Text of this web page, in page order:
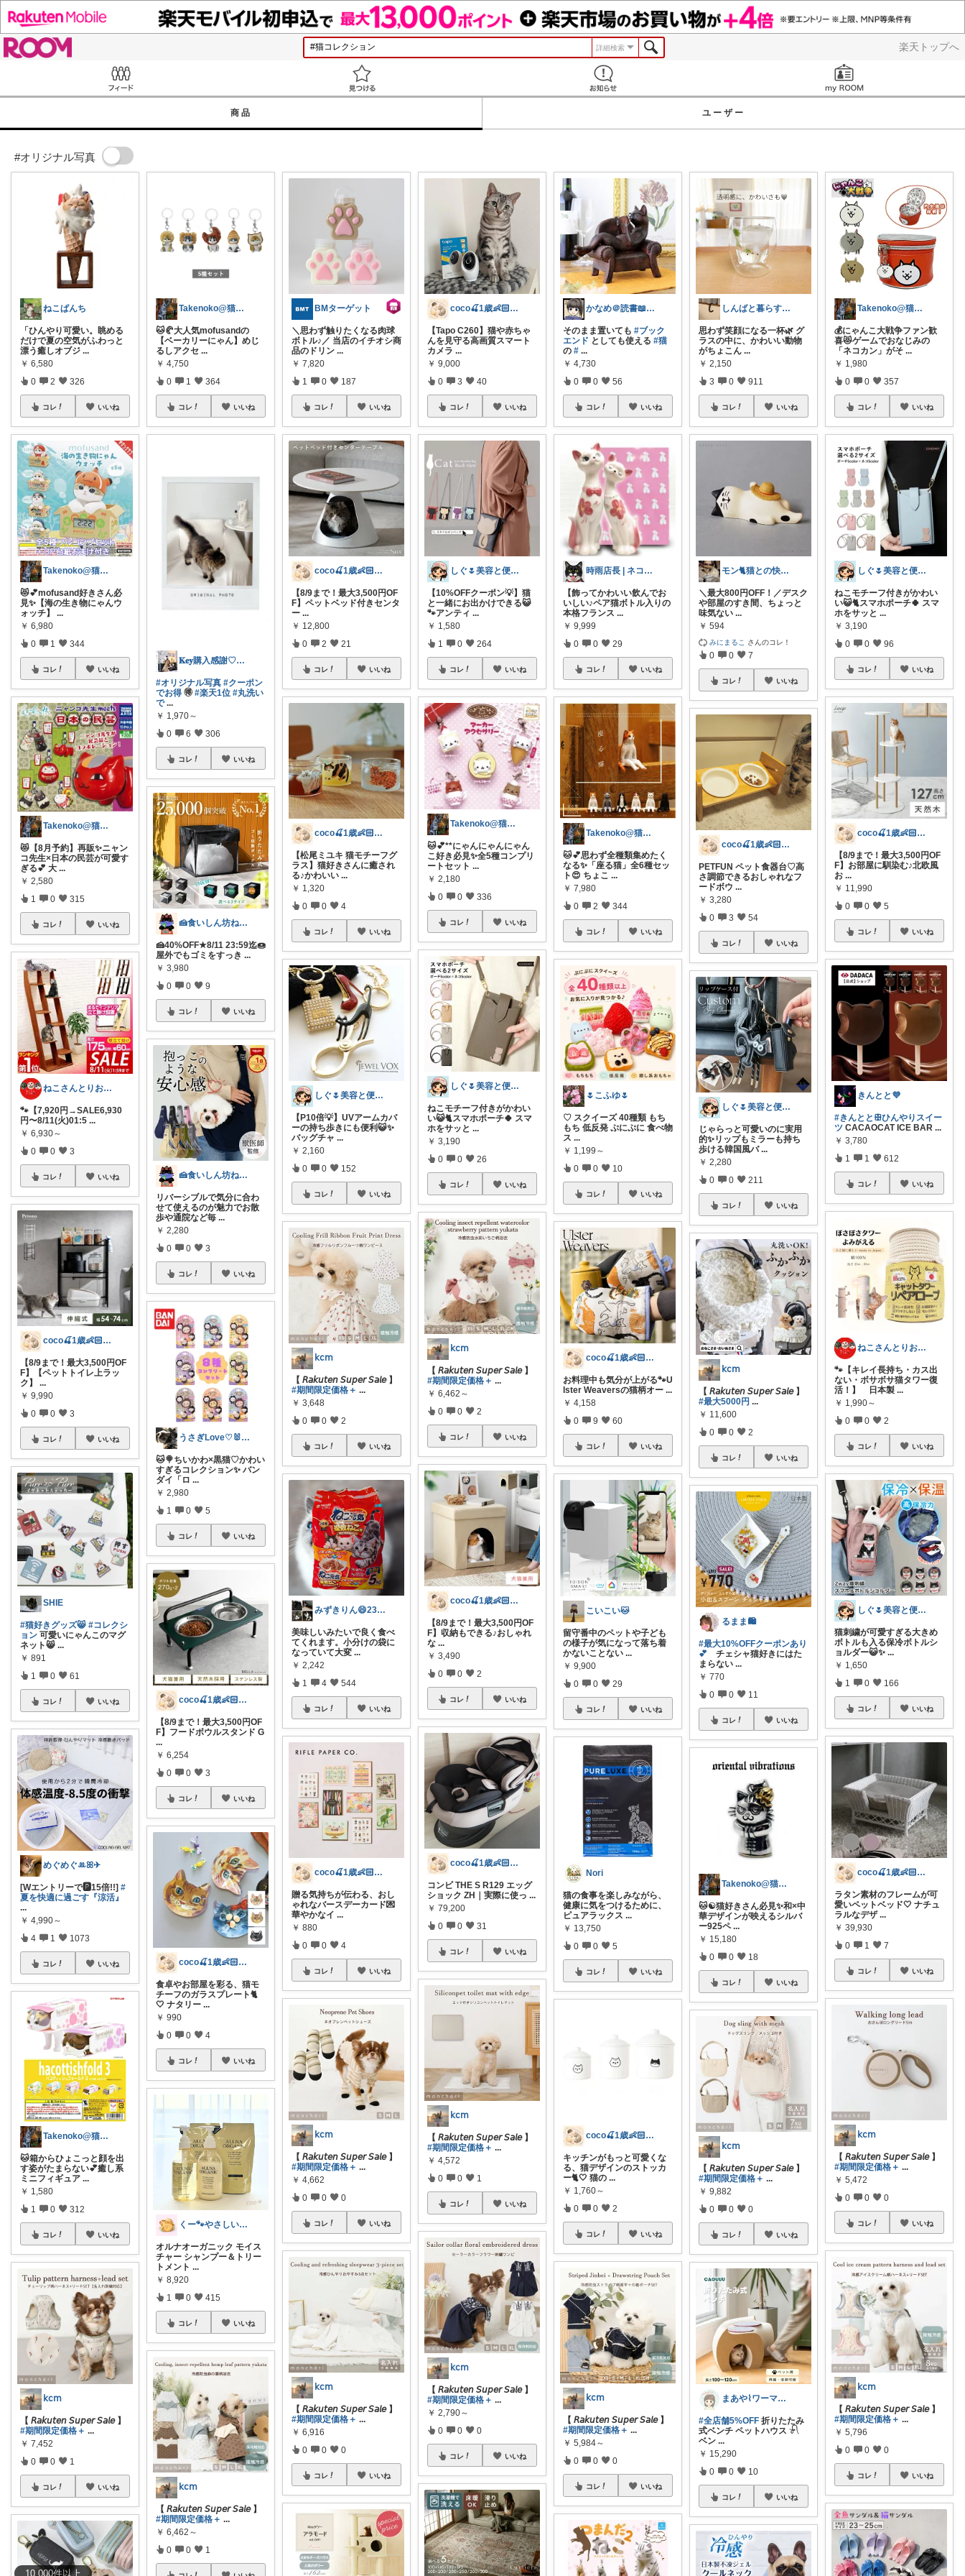
楽天トップへ
詳細検索
商品 ユーザー
#オリジナル写真
10,000件以上
ねこぱんち
「ひんやり可愛い。眺める
だけで夏の空気がふわっと
漂う癒しオブジ ...
￥ 6,580
0 2 326
コレ いいね
Takenoko@猫関連グッズ中心です！
😻💕mofusand好きさん必
見✨【海の生き物にゃんウ
ォッチ】
...
￥ 6,980
0 1 344
コレ いいね
Takenoko@猫関連グッズ中心です！
😻【8月予約】再販✨ニャン
コ先生×日本の民芸が可愛す
ぎる💕 大 ...
￥ 2,580
1 0 315
コレ いいね
ねこさんとりお🐾猫用品＋主の生活用品
🐾【7,920円→SALE6,930
円〜8/11(火)01:5 ...
￥ 6,930～
0 0 3
コレ いいね
coco🍒1歳👶🏻5歳🐈
【8/9まで！最大3,500円OF
F】【ペットトイレ上ラッ
ク】
...
￥ 9,990
0 0 3
コレ いいね
SHIE
#猫好きグッズ😸 #コレクシ
ョン 可愛いにゃんこのマグ
ネット😸 ...
￥ 891
1 0 61
コレ いいね
めぐめぐꔛꕤ✈︎
[Wエントリーで🅿︎15倍!!] #
夏を快適に過ごす『涼活』
...
￥ 4,990～
4 1 1073
コレ いいね
Takenoko@猫関連グッズ中心です！
🐱箱からひょこっと顔を出
す姿がたまらない💕癒し系
ミニフィギュア ...
￥ 1,580
1 0 312
コレ いいね
𝗄𝖼𝗆
【 𝘙𝘢𝘬𝘶𝘵𝘦𝘯 𝘚𝘶𝘱𝘦𝘳 𝘚𝘢𝘭𝘦 】
#期間限定価格＋ ...
￥ 7,452
0 0 1
コレ いいね
Takenoko@猫関連グッズ中心です！
🐱🥐大人気mofusandの
【ベーカリーにゃん】めじ
るしアクセ ...
￥ 4,750
0 1 364
コレ いいね
𝐊𝐞𝐲購入感謝♡オリ写と経由品のみ
#オリジナル写真 #クーポン
でお得🉐#楽天1位 #丸洗い
で ...
￥ 1,970～
0 6 306
コレ いいね
🍰食いしん坊ねっこ🍩毎日タロット占い
🍰40%OFF★8/11 23:59迄🍩
屋外でもゴミをすっき ...
￥ 3,980
0 0 9
コレ いいね
🍰食いしん坊ねっこ🍩毎日タロット占い
リバーシブルで気分に合わ
せて使えるのが魅力でお散
歩や通院など毎 ...
￥ 2,280
0 0 3
コレ いいね
うさぎLove♡🐰みーちゃん🐰
🐱🍭ちいかわ×黒猫♡かわい
すぎるコレクション✨ バン
ダイ「ロ ...
￥ 2,980
1 0 5
コレ いいね
coco🍒1歳👶🏻5歳🐈
【8/9まで！最大3,500円OF
F】フードボウルスタンド G
...
￥ 6,254
0 0 3
コレ いいね
coco🍒1歳👶🏻5歳🐈
食卓やお部屋を彩る、猫モ
チーフのガラスプレート🐈
🤍 ナタリー ...
￥ 990
0 0 4
コレ いいね
くー🐾やさしいものと健やか暮らし☕️
オルナオーガニック モイス
チャー シャンプー＆トリー
トメント...
￥ 8,920
1 0 415
コレ いいね
𝗄𝖼𝗆
【 𝘙𝘢𝘬𝘶𝘵𝘦𝘯 𝘚𝘶𝘱𝘦𝘳 𝘚𝘢𝘭𝘦 】
#期間限定価格＋ ...
￥ 6,462～
0 0 1
BMターゲット
＼思わず触りたくなる肉球
ボトル♪／ 当店のイチオシ商
品のドリン ...
￥ 7,820
1 0 187
コレ いいね
coco🍒1歳👶🏻5歳🐈
【8/9まで！最大3,500円OF
F】ペットベッド付きセンタ
ー ...
￥ 12,800
0 2 21
コレ いいね
coco🍒1歳👶🏻5歳🐈
【松尾ミユキ 猫モチーフグ
ラス】猫好きさんに癒され
る♪かわいい ...
￥ 1,320
0 0 4
コレ いいね
しぐ🌷美容と便利な小物🍀
【P10倍💡】UVアームカバ
ーの持ち歩きにも便利😺✨
バッグチャ ...
￥ 2,160
0 0 152
コレ いいね
𝗄𝖼𝗆
【 𝘙𝘢𝘬𝘶𝘵𝘦𝘯 𝘚𝘶𝘱𝘦𝘳 𝘚𝘢𝘭𝘦 】
#期間限定価格＋ ...
￥ 3,648
0 0 2
コレ いいね
みずきりん😄23・24日お買い上げ感謝
美味しいみたいで良く食べ
てくれます。小分けの袋に
なっていて大変 ...
￥ 2,242
1 4 544
コレ いいね
coco🍒1歳👶🏻5歳🐈
贈る気持ちが伝わる、おし
ゃれなバースデーカード💌
華やかなイ ...
￥ 880
0 0 4
コレ いいね
𝗄𝖼𝗆
【 𝘙𝘢𝘬𝘶𝘵𝘦𝘯 𝘚𝘶𝘱𝘦𝘳 𝘚𝘢𝘭𝘦 】
#期間限定価格＋ ...
￥ 4,662
0 0 0
コレ いいね
𝗄𝖼𝗆
【 𝘙𝘢𝘬𝘶𝘵𝘦𝘯 𝘚𝘶𝘱𝘦𝘳 𝘚𝘢𝘭𝘦 】
#期間限定価格＋ ...
￥ 6,916
0 0 0
コレ いいね
coco🍒1歳👶🏻5歳🐈
【Tapo C260】猫や赤ちゃ
んを見守る高画質スマート
カメラ ...
￥ 9,000
0 3 40
コレ いいね
しぐ🌷美容と便利な小物🍀
【10%OFFクーポン💡】猫
と一緒にお出かけできる😺
🐾アンティ ...
￥ 1,580
1 0 264
コレ いいね
Takenoko@猫関連グッズ中心です！
🐱💕**にゃんにゃんにゃん
こ好き必見✨全5種コンプリ
ートセット ...
￥ 2,180
0 0 336
コレ いいね
しぐ🌷美容と便利な小物🍀
ねこモチーフ付きがかわい
い😺🐈スマホポーチ🍀 スマ
ホをサッと ...
￥ 3,190
0 0 26
コレ いいね
𝗄𝖼𝗆
【 𝘙𝘢𝘬𝘶𝘵𝘦𝘯 𝘚𝘶𝘱𝘦𝘳 𝘚𝘢𝘭𝘦 】
#期間限定価格＋ ...
￥ 6,462～
0 0 2
コレ いいね
coco🍒1歳👶🏻5歳🐈
【8/9まで！最大3,500円OF
F】収納もできる♪おしゃれ
な ...
￥ 3,490
0 0 2
コレ いいね
coco🍒1歳👶🏻5歳🐈
コンビ THE S R129 エッグ
ショック ZH｜実際に使っ ...
￥ 79,200
0 0 31
コレ いいね
𝗄𝖼𝗆
【 𝘙𝘢𝘬𝘶𝘵𝘦𝘯 𝘚𝘶𝘱𝘦𝘳 𝘚𝘢𝘭𝘦 】
#期間限定価格＋ ...
￥ 4,572
0 0 1
コレ いいね
𝗄𝖼𝗆
【 𝘙𝘢𝘬𝘶𝘵𝘦𝘯 𝘚𝘶𝘱𝘦𝘳 𝘚𝘢𝘭𝘦 】
#期間限定価格＋ ...
￥ 2,790～
0 0 0
コレ いいね
かなめ＠読書📖防災⛑️note再開📒
そのまま置いても#ブック
エンド としても使える#猫
の# ...
￥ 4,730
0 0 56
コレ いいね
時雨店長 | ネコのいる暮らし
【飾ってかわいい飲んでお
いしい♪ペア猫ボトル入りの
本格フランス ...
￥ 9,999
0 0 29
コレ いいね
Takenoko@猫関連グッズ中心です！
🐱💕思わず全種類集めたく
なる✨「座る猫」全6種セッ
ト😍 ちょこ ...
￥ 7,980
0 2 344
コレ いいね
🌷こふゆ🌷
♡ スクイーズ 40種類 もち
もち 低反発 ぷにぷに 食べ物
ス ...
￥ 1,199～
0 0 10
コレ いいね
coco🍒1歳👶🏻5歳🐈
お料理中も気分が上がる🐾U
lster Weaversの猫柄オー ...
￥ 4,158
0 9 60
コレ いいね
こいこい🐱
留守番中のペットや子ども
の様子が気になって落ち着
かないことない ...
￥ 9,900
0 0 29
コレ いいね
Nori
猫の食事を楽しみながら、
健康に気をつけるために、
ピュアラックス ...
￥ 13,750
0 0 5
コレ いいね
coco🍒1歳👶🏻5歳🐈
キッチンがもっと可愛くな
る、猫デザインのストッカ
ー🐈🤍 猫の ...
￥ 1,760～
0 0 2
コレ いいね
𝗄𝖼𝗆
【 𝘙𝘢𝘬𝘶𝘵𝘦𝘯 𝘚𝘶𝘱𝘦𝘳 𝘚𝘢𝘭𝘦 】
#期間限定価格＋ ...
￥ 5,984～
0 0 0
コレ いいね
しんばと暮らす日々
思わず笑顔になる一杯🌿 グ
ラスの中に、かわいい動物
がちょこん ...
￥ 2,150
3 0 911
コレ いいね
モン🐈猫との快適な暮らし
＼最大800円OFF！／デスク
や部屋のすき間、ちょっと
味気ない ...
￥ 594
みにまるこ さんのコレ！
0 0 7
コレ いいね
coco🍒1歳👶🏻5歳🐈
PETFUN ペット食器台♡高
さ調節できるおしゃれなフ
ードボウ ...
￥ 3,280
0 3 54
コレ いいね
しぐ🌷美容と便利な小物🍀
じゃらっと可愛いのに実用
的✨リップもミラーも持ち
歩ける韓国風バ ...
￥ 2,280
0 0 211
コレ いいね
𝗄𝖼𝗆
【 𝘙𝘢𝘬𝘶𝘵𝘦𝘯 𝘚𝘶𝘱𝘦𝘳 𝘚𝘢𝘭𝘦 】
#最大5000円 ...
￥ 11,600
0 0 2
コレ いいね
るまま🛍️
#最大10%OFFクーポンあり
💕 チェシャ猫好きにはた
まらない ...
￥ 770
0 0 11
コレ いいね
Takenoko@猫関連グッズ中心です！
🐱☯️猫好きさん必見✨和×中
華デザインが映えるシルバ
ー925ペ ...
￥ 15,180
0 0 18
コレ いいね
𝗄𝖼𝗆
【 𝘙𝘢𝘬𝘶𝘵𝘦𝘯 𝘚𝘶𝘱𝘦𝘳 𝘚𝘢𝘭𝘦 】
#期間限定価格＋ ...
￥ 9,882
0 0 0
コレ いいね
まあや⌇ワーママの暮らしとインテリア𓍯
#全店舗5%OFF 折りたたみ
式ベンチ ペットハウス 𓍯
ベン ...
￥ 15,290
0 0 10
コレ いいね
Takenoko@猫関連グッズ中心です！
💰にゃんこ大戦争ファン歓
喜😻ゲームでおなじみの
「ネコカン」がそ ...
￥ 1,980
0 0 357
コレ いいね
しぐ🌷美容と便利な小物🍀
ねこモチーフ付きがかわい
い😺🐈スマホポーチ🍀 スマ
ホをサッと ...
￥ 3,190
0 0 96
コレ いいね
coco🍒1歳👶🏻5歳🐈
【8/9まで！最大3,500円OF
F】お部屋に馴染む♪北欧風
お ...
￥ 11,990
0 0 5
コレ いいね
きんとと💜
#きんととꕥひんやりスイー
ツ CACAOCAT ICE BAR ...
￥ 3,780
1 1 612
コレ いいね
ねこさんとりお🐾猫用品＋主の生活用品
🐾【キレイ長持ち・カス出
ない・ボサボサ猫タワー復
活！】 日本製 ...
￥ 1,990～
0 0 2
コレ いいね
しぐ🌷美容と便利な小物🍀
猫刺繍が可愛すぎる大きめ
ボトルも入る保冷ボトルシ
ョルダー😺✨...
￥ 1,650
1 0 166
コレ いいね
coco🍒1歳👶🏻5歳🐈
ラタン素材のフレームが可
愛いペットベッド🤍 ナチュ
ラルなデザ ...
￥ 39,930
0 1 7
コレ いいね
𝗄𝖼𝗆
【 𝘙𝘢𝘬𝘶𝘵𝘦𝘯 𝘚𝘶𝘱𝘦𝘳 𝘚𝘢𝘭𝘦 】
#期間限定価格＋ ...
￥ 5,472
0 0 0
コレ いいね
𝗄𝖼𝗆
【 𝘙𝘢𝘬𝘶𝘵𝘦𝘯 𝘚𝘶𝘱𝘦𝘳 𝘚𝘢𝘭𝘦 】
#期間限定価格＋ ...
￥ 5,796
0 0 0
コレ いいね